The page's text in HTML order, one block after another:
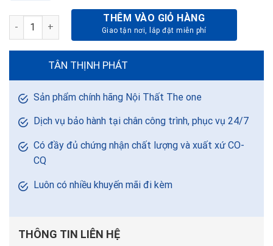
TỦ TÀI LIỆU LUXURY LUX880-3T1 số lượng
THÊM VÀO GIỎ HÀNG
TÂN THỊNH PHÁT
Sản phẩm chính hãng Nội Thất The one
Dịch vụ bảo hành tại chân công trình, phục vụ 24/7
Có đầy đủ chứng nhận chất lượng và xuất xứ CO-
CQ
Luôn có nhiều khuyến mãi đi kèm
THÔNG TIN LIÊN HỆ